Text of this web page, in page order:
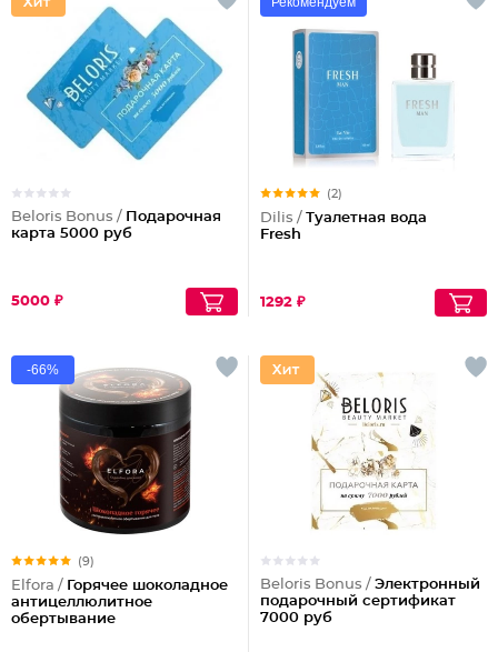
Beloris Bonus / Подарочная
карта 5000 руб
5000 ₽
(2)
Dilis / Туалетная вода
Fresh
1292 ₽
-66%
(9)
Elfora / Горячее шоколадное
антицеллюлитное
обертывание
Beloris Bonus / Электронный
подарочный сертификат
7000 руб